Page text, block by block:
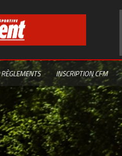
RÈGLEMENTS INSCRIPTION CFM